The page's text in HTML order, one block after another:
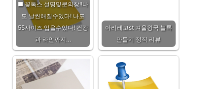
■ 꽃톡스 설명및문의창!!나
도 날씬해질수있다! 나도
55사이즈 입을수있다! 건강
과 라인까지…
아리레고st 겨울왕국 블록
만들기 정직 리뷰